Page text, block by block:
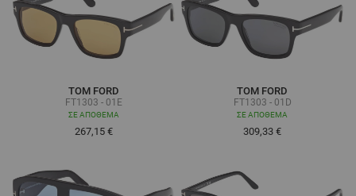
TOM FORD
FT1303 - 01E
ΣΕ ΑΠΌΘΕΜΑ
267,15 €
TOM FORD
FT1303 - 01D
ΣΕ ΑΠΌΘΕΜΑ
309,33 €